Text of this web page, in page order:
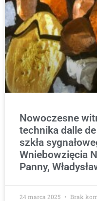
Nowoczesne
technika dalle
szkła
Wniebowzięcia
Panny,
24 marca 2025 Brak